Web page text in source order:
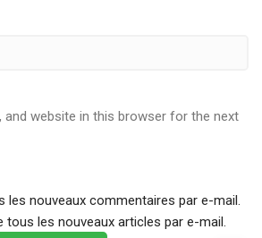
and website in this browser for the next
les nouveaux commentaires par e-mail.
tous les nouveaux articles par e-mail.